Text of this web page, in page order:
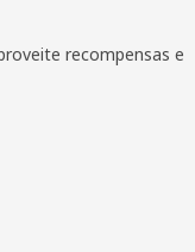
recompensas e